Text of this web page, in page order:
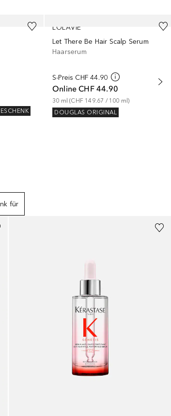
LOLAVIE
Let There Be Hair Scalp Serum
Haarserum
S-Preis CHF 44.90
Online CHF 44.90
30 ml (CHF 149.67 / 100 ml)
DOUGLAS ORIGINAL
für